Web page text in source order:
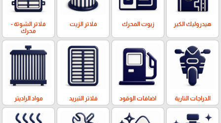
هيدروليك الكير زيوت المحرك فلاتر الزيت
فلاتر الشوتة -
محرك
الدراجات النارية اضافات الوقود فلاتر التبريد مواد الراديتر